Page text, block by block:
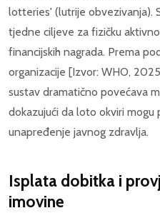
lotteries' (lutrije obvezivanja).
tjedne ciljeve za fizičku
financijskih nagrada. Prema
organizacije [Izvor: WHO,
sustav dramatično povećava
dokazujući da loto okviri
unapređenje javnog zdravlja.
Isplata dobitka i
imovine